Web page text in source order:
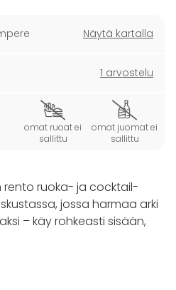
Näytä kartalla
1 arvostelu
omat ruoat ei
sallittu
omat juomat ei
sallittu
rento ruoka- ja cocktail-
jossa harmaa arki
– käy rohkeasti sisään,
erilaisten yritys- ja